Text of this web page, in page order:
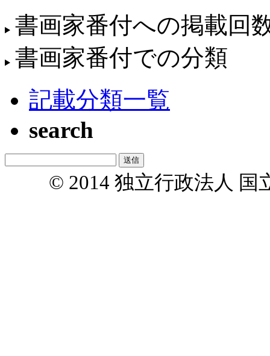
書画家番付への掲載回
書画家番付での分類
記載分類一覧
search
© 2014 独立行政法人 国